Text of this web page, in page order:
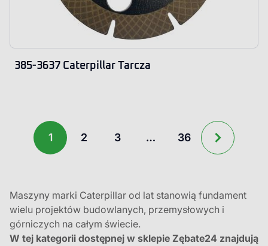
385-3637 Caterpillar Tarcza
1 2 3 … 36
Maszyny marki Caterpillar od lat stanowią fundament
wielu projektów budowlanych, przemysłowych i
górniczych na całym świecie.
W tej kategorii dostępnej w sklepie Zębate24 znajdują